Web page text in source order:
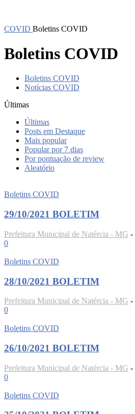
COVID Boletins COVID
Boletins COVID
Boletins COVID
Notícias COVID
Últimas
Últimas
Posts em Destaque
Mais popular
Popular por 7 dias
Por pontuação de review
Aleatório
Boletins COVID
29/10/2021 BOLETIM
Prefeitura Municipal de Natércia - MG -
0
Boletins COVID
28/10/2021 BOLETIM
Prefeitura Municipal de Natércia - MG -
0
Boletins COVID
26/10/2021 BOLETIM
Prefeitura Municipal de Natércia - MG -
0
Boletins COVID